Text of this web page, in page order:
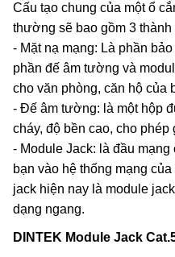
Cấu tạo chung của một ổ
thường sẽ bao gồm 3 thành
- Mặt nạ mạng: Là phần
phần đế âm tường và
cho văn phòng, căn hộ của
- Đế âm tường: là một hộp
cháy, độ bền cao, cho phép
- Module Jack: là đầu
bạn vào hệ thống mạng
jack hiện nay là module
dạng ngang.
DINTEK Module Jack